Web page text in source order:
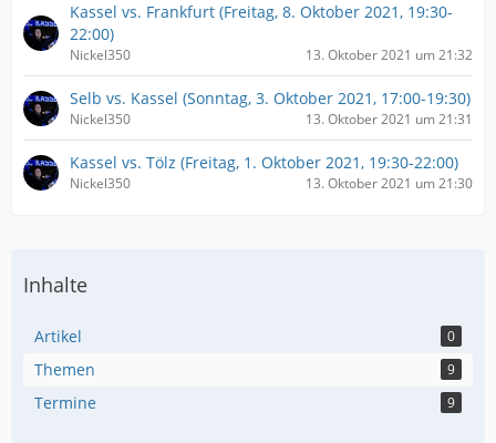
Kassel vs. Frankfurt (Freitag, 8. Oktober 2021, 19:30-
22:00)
Nickel350 13. Oktober 2021 um 21:32
Selb vs. Kassel (Sonntag, 3. Oktober 2021, 17:00-19:30)
Nickel350 13. Oktober 2021 um 21:31
Kassel vs. Tölz (Freitag, 1. Oktober 2021, 19:30-22:00)
Nickel350 13. Oktober 2021 um 21:30
Inhalte
Artikel 0
Themen 9
Termine 9